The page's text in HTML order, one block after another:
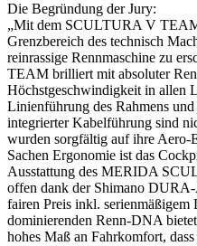
Die Begründung der Jury:
„Mit dem SCULTURA V
Grenzbereich des technisch
reinrassige Rennmaschine zu
TEAM brilliert mit absoluter
Höchstgeschwindigkeit in allen
Linienführung des Rahmens
integrierter Kabelführung sind
wurden sorgfältig auf ihre Aero-
Sachen Ergonomie ist das
Ausstattung des MERIDA
offen dank der Shimano
fairen Preis inkl. serienmäßigem
dominierenden Renn-DNA
hohes Maß an Fahrkomfort,